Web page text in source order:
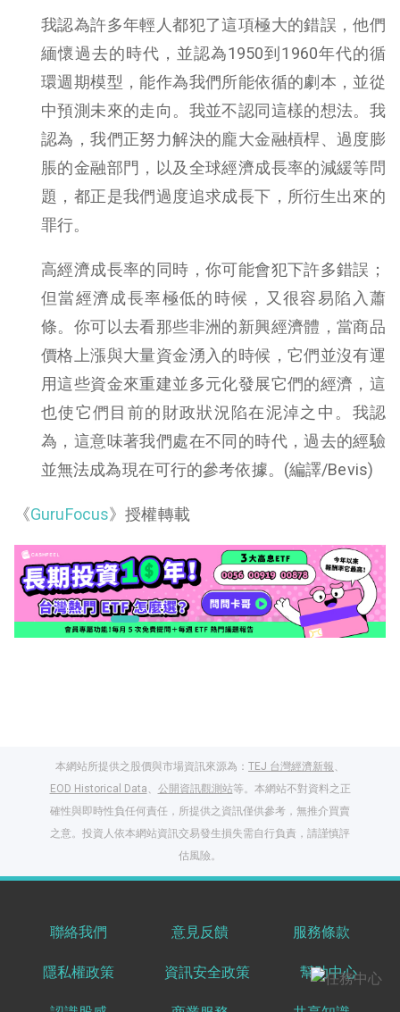
我認為許多年輕人都犯了這項極大的錯誤，他們
緬懷過去的時代，並認為1950到1960年代的循
環週期模型，能作為我們所能依循的劇本，並從
中預測未來的走向。我並不認同這樣的想法。我
認為，我們正努力解決的龐大金融槓桿、過度膨
脹的金融部門，以及全球經濟成長率的減緩等問
題，都正是我們過度追求成長下，所衍生出來的
罪行。
高經濟成長率的同時，你可能會犯下許多錯誤；
但當經濟成長率極低的時候，又很容易陷入蕭
條。你可以去看那些非洲的新興經濟體，當商品
價格上漲與大量資金湧入的時候，它們並沒有運
用這些資金來重建並多元化發展它們的經濟，這
也使它們目前的財政狀況陷在泥淖之中。我認
為，這意味著我們處在不同的時代，過去的經驗
並無法成為現在可行的參考依據。(編譯/Bevis)
《GuruFocus》授權轉載
本網站所提供之股價與市場資訊來源為： TEJ 台灣經濟新報、
EOD Historical Data、 公開資訊觀測站等。本網站不對資料之正
確性與即時性負任何責任，所提供之資訊僅供參考，無推介買賣
之意。投資人依本網站資訊交易發生損失需自行負責，請謹慎評
估風險。
聯絡我們 意見反饋 服務條款
隱私權政策 資訊安全政策 幫助中心
出國就缺這咖？股